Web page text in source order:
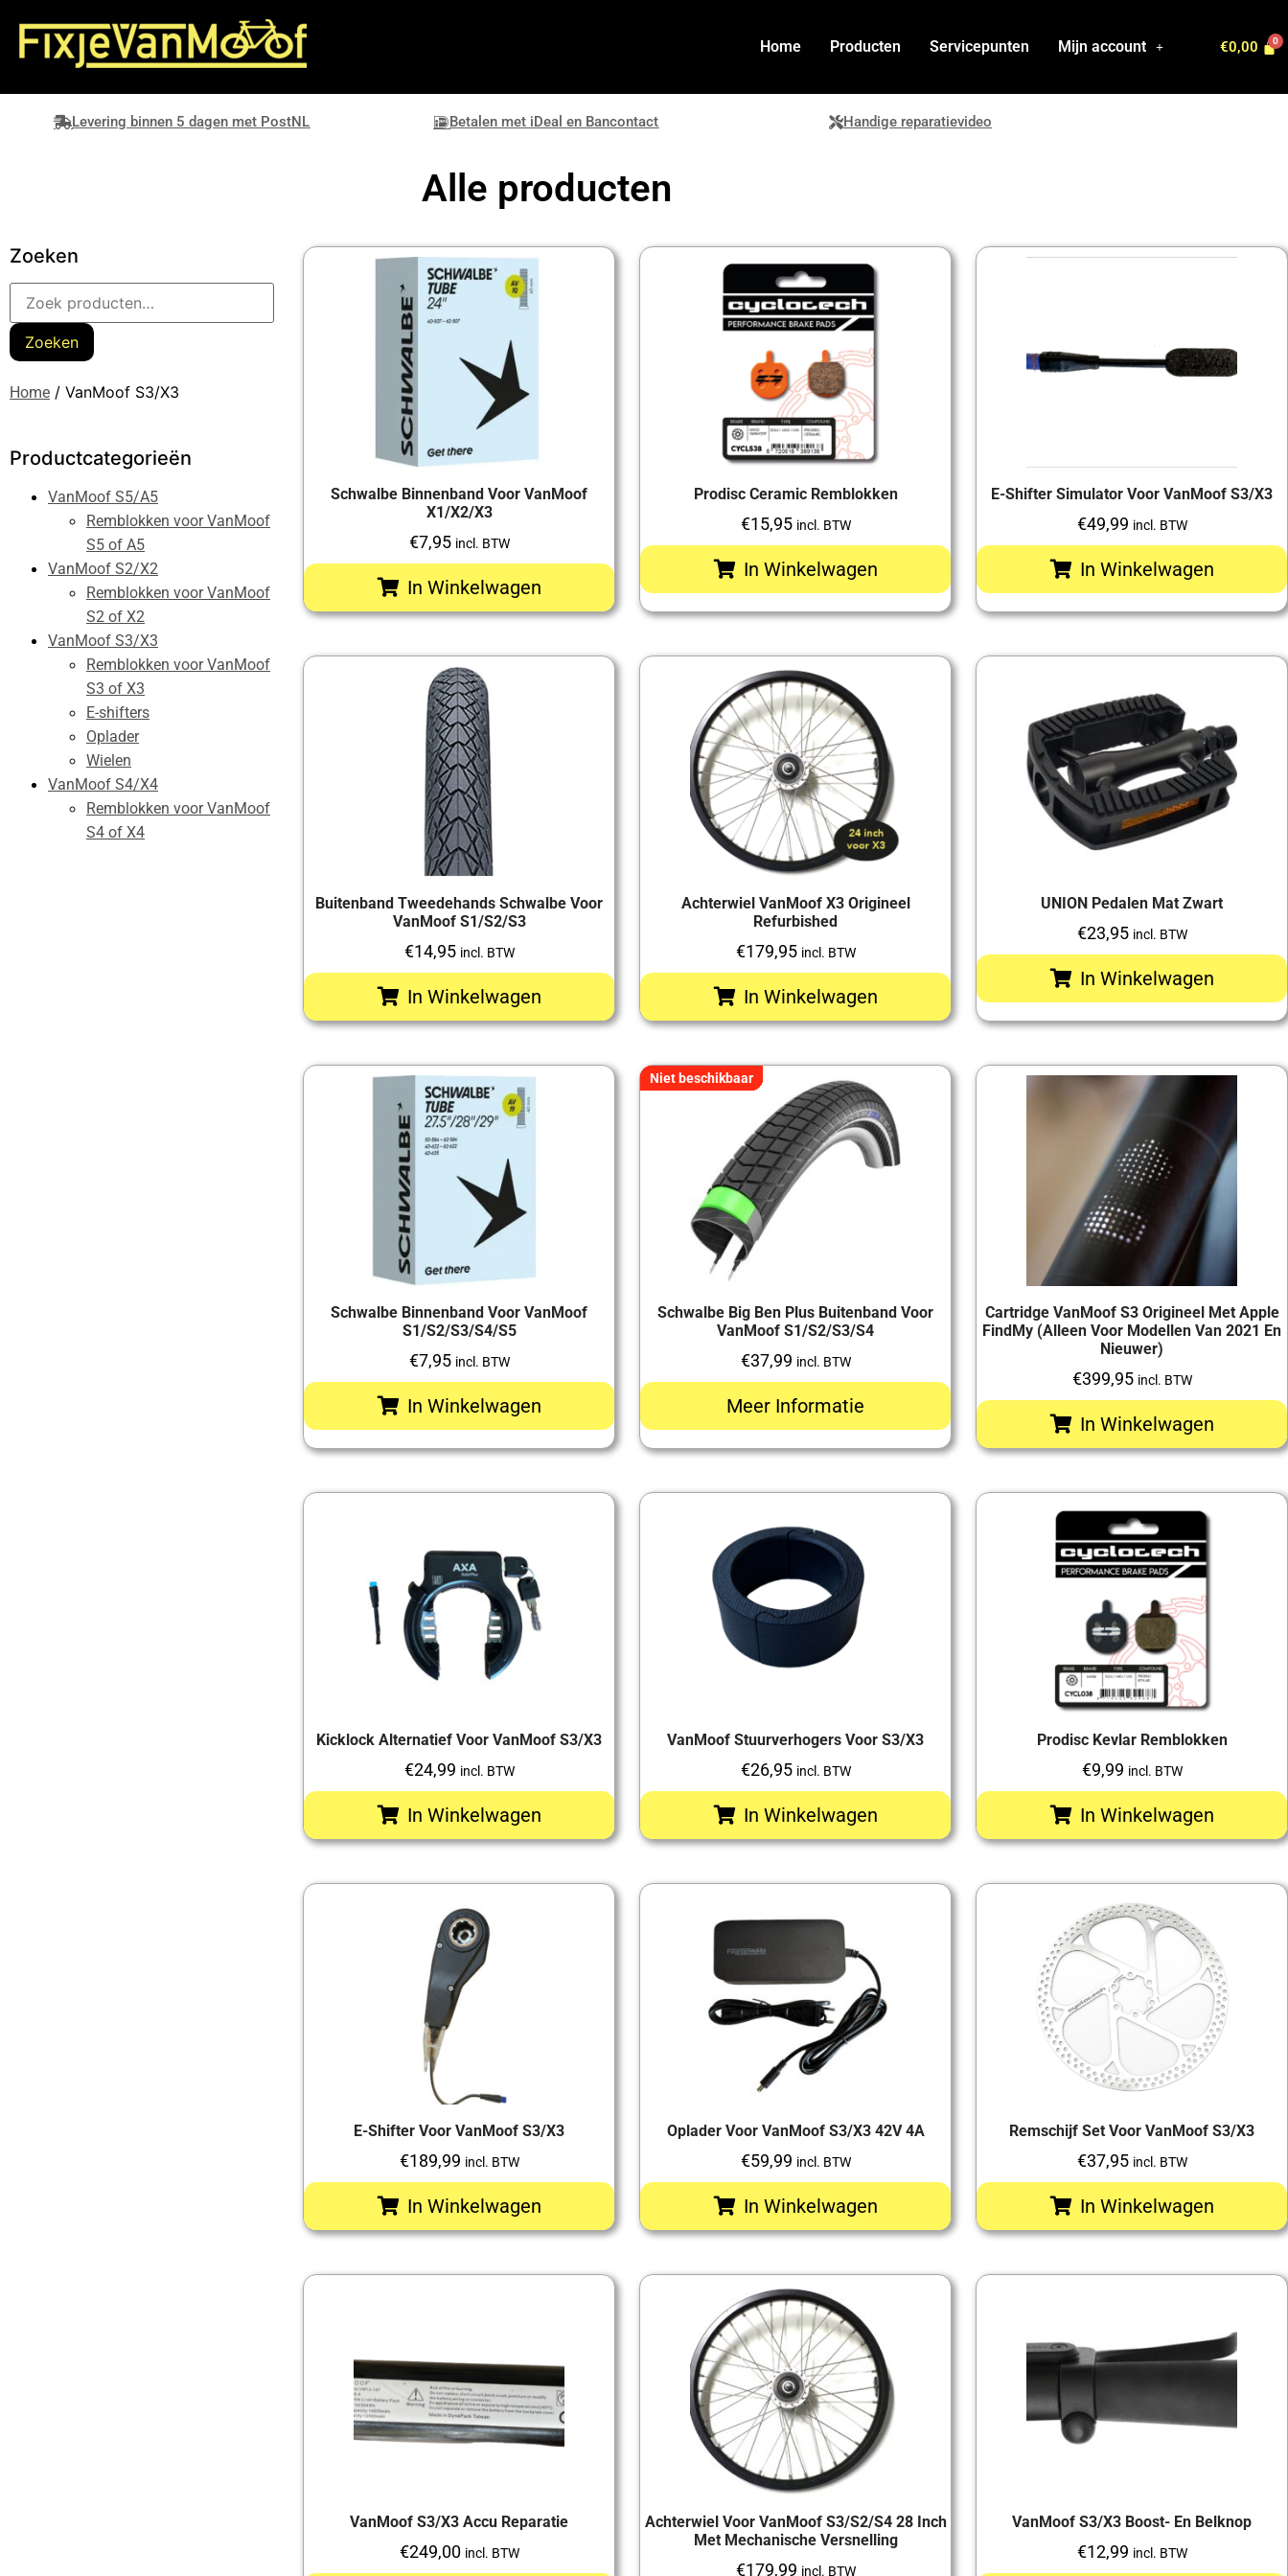
Home Producten Servicepunten Mijn account €0,00
Levering binnen 5 dagen met PostNL Betalen met iDeal en Bancontact Handige reparatievideo
Alle producten
Zoeken
Zoeken
Home / VanMoof S3/X3
Productcategorieën
VanMoof S5/A5
Remblokken voor VanMoof
S5 of A5
VanMoof S2/X2
Remblokken voor VanMoof
S2 of X2
VanMoof S3/X3
Remblokken voor VanMoof
S3 of X3
E-shifters
Oplader
Wielen
VanMoof S4/X4
Remblokken voor VanMoof
S4 of X4
Schwalbe Binnenband Voor VanMoof
X1/X2/X3
€7,95 incl. BTW
In Winkelwagen
Prodisc Ceramic Remblokken
€15,95 incl. BTW
In Winkelwagen
E-Shifter Simulator Voor VanMoof S3/X3
€49,99 incl. BTW
In Winkelwagen
Buitenband Tweedehands Schwalbe Voor
VanMoof S1/S2/S3
€14,95 incl. BTW
In Winkelwagen
Achterwiel VanMoof X3 Origineel
Refurbished
€179,95 incl. BTW
In Winkelwagen
UNION Pedalen Mat Zwart
€23,95 incl. BTW
In Winkelwagen
Schwalbe Binnenband Voor VanMoof
S1/S2/S3/S4/S5
€7,95 incl. BTW
In Winkelwagen
Niet beschikbaar
Niet beschikbaar
Niet beschikbaar
Niet beschikbaar
Niet beschikbaar
Niet beschikbaar
Niet beschikbaar
Niet beschikbaar
Schwalbe Big Ben Plus Buitenband Voor
VanMoof S1/S2/S3/S4
€37,99 incl. BTW
Meer Informatie
Cartridge VanMoof S3 Origineel Met Apple
FindMy (alleen Voor Modellen Van 2021 En
Nieuwer)
€399,95 incl. BTW
In Winkelwagen
Kicklock Alternatief Voor VanMoof S3/X3
€24,99 incl. BTW
In Winkelwagen
VanMoof Stuurverhogers Voor S3/X3
€26,95 incl. BTW
In Winkelwagen
Prodisc Kevlar Remblokken
€9,99 incl. BTW
In Winkelwagen
E-Shifter Voor VanMoof S3/X3
€189,99 incl. BTW
In Winkelwagen
Oplader Voor VanMoof S3/X3 42V 4A
€59,99 incl. BTW
In Winkelwagen
Remschijf Set Voor VanMoof S3/X3
€37,95 incl. BTW
In Winkelwagen
VanMoof S3/X3 Accu Reparatie
€249,00 incl. BTW
Achterwiel Voor VanMoof S3/S2/S4 28 Inch
Met Mechanische Versnelling
€179,99 incl. BTW
VanMoof S3/X3 Boost- En Belknop
€12,99 incl. BTW